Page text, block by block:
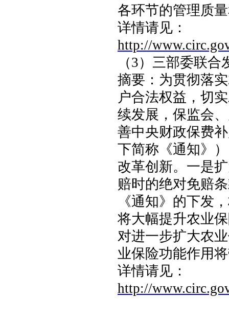
各环节的管理质
详情请见：
http://
（3）三部委联合
摘要： 为贯彻落实
户合法权益，切
续发展，保监会
善中央财政保费
下简称《通知》
改革创新。一是
赔时的绝对免赔
《通知》的下发
将大幅提升农业
对进一步扩大农
业保险功能作用
详情请见：
http://